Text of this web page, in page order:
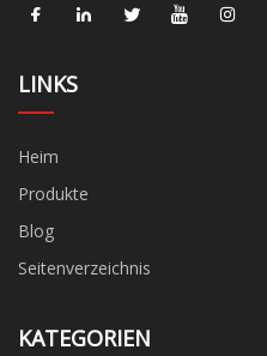
LINKS
Heim
Produkte
Blog
Seitenverzeichnis
KATEGORIEN